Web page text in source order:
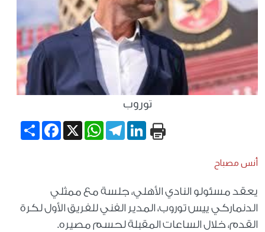
توروب
Share
Facebook X
WhatsApp
TelegramLinkedIn
أنس مصباح
يعقد مسئولو النادي الأهلي، جلسة مع ممثلي
الدنماركي ييس توروب، المدير الفني للفريق الأول لكرة
القدم، خلال الساعات المقبلة لحسم مصيره.